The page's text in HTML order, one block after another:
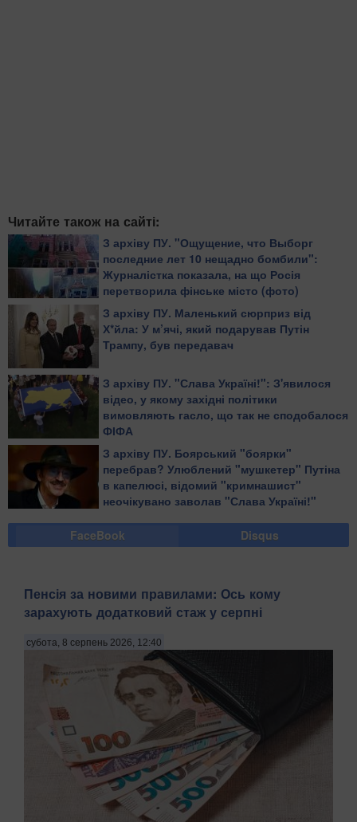
Читайте також на сайті:
З архіву ПУ. "Ощущение, что Выборг
последние лет 10 нещадно бомбили":
Журналістка показала, на що Росія
перетворила фінське місто (фото)
З архіву ПУ. Маленький сюрприз від
Х*йла: У м’ячі, який подарував Путін
Трампу, був передавач
З архіву ПУ. "Слава Україні!": З'явилося
відео, у якому західні політики
вимовляють гасло, що так не сподобалося
ФІФА
З архіву ПУ. Боярський "боярки"
перебрав? Улюблений "мушкетер" Путіна
в капелюсі, відомий "кримнашист"
неочікувано заволав "Слава Україні!"
FaceBook Disqus
Пенсія за новими правилами: Ось кому
зарахують додатковий стаж у серпні
субота, 8 серпень 2026, 12:40